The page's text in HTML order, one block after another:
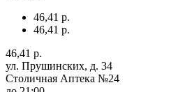
46,41 р.
46,41 р.
46,41 р.
ул. Прушинских, д. 34
Столичная Аптека №24